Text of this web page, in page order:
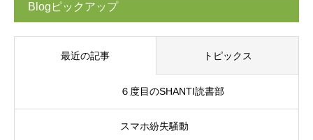
Blogピックアップ
最近の記事 トピックス
６度目のSHANTI読書部
スマホ紛失騒動